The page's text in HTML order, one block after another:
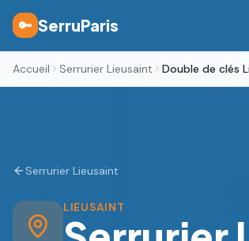
🔑 SerruParis
Accueil Serrurier Lieusaint Double de clés
Serrurier Lieusaint
LIEUSAINT